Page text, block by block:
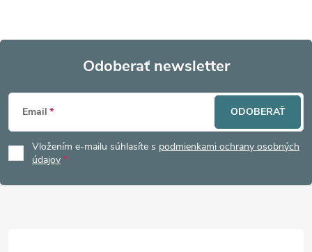
Z
á
p
Odoberať newsletter
Email
Vložením e-mailu súhlasíte s podmienkami ochrany osobných
údajov
ODOBERAŤ